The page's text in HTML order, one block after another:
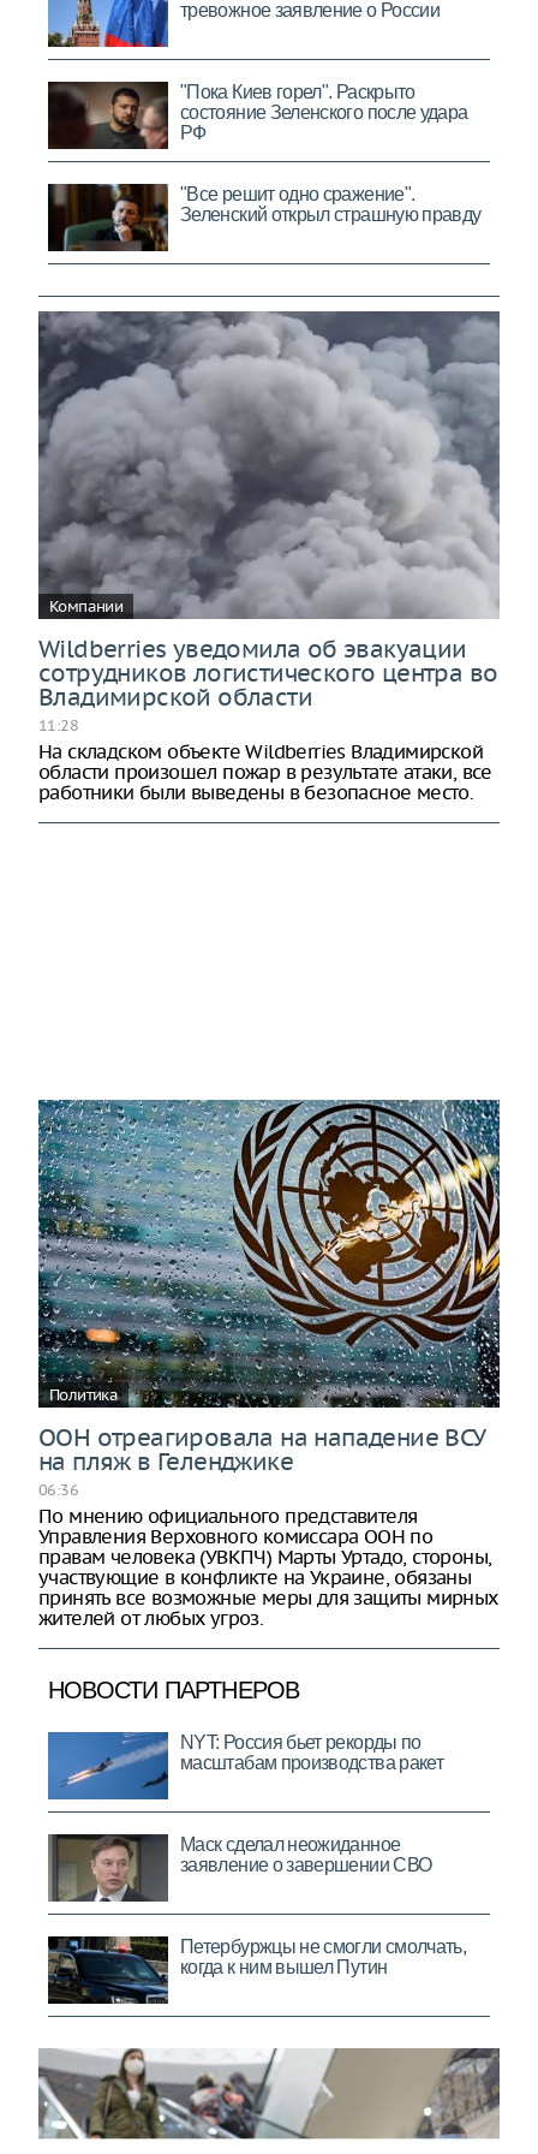
Компании
Wildberries уведомила об эвакуации
сотрудников логистического центра во
Владимирской области
11:28
На складском объекте Wildberries Владимирской
области произошел пожар в результате атаки, все
работники были выведены в безопасное место.
Политика
ООН отреагировала на нападение ВСУ
на пляж в Геленджике
06:36
По мнению официального представителя
Управления Верховного комиссара ООН по
правам человека (УВКПЧ) Марты Уртадо, стороны,
участвующие в конфликте на Украине, обязаны
принять все возможные меры для защиты мирных
жителей от любых угроз.